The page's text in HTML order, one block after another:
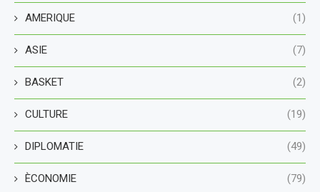
AMERIQUE (1)
ASIE (7)
BASKET (2)
CULTURE (19)
DIPLOMATIE (49)
ÈCONOMIE (79)